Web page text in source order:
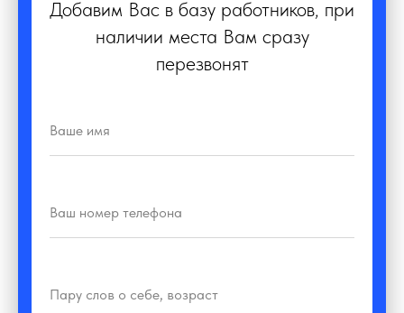
Добавим Вас в базу работников, при
наличии места Вам сразу
перезвонят